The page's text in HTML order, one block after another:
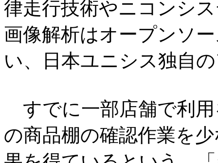
律走行技術やニコンシ
画像解析はオープンソ
い、日本ユニシス独自
すでに一部店舗で利用
の商品棚の確認作業を